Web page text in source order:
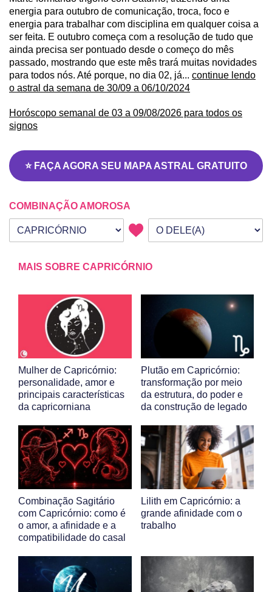
energia para outubro de comunicação, troca, foco e
energia para trabalhar com disciplina em qualquer coisa a
ser feita. E outubro começa com a resolução de tudo que
ainda precisa ser pontuado desde o começo do mês
passado, mostrando que este mês trará muitas novidades
para todos nós. Até porque, no dia 02, já... continue lendo
o astral da semana de 30/09 a 06/10/2024
Horóscopo semanal de 03 a 09/08/2026 para todos os
signos
⭐ FAÇA AGORA SEU MAPA ASTRAL GRATUITO
COMBINAÇÃO AMOROSA
Seu signo
Signo da outra pessoa
MAIS SOBRE CAPRICÓRNIO
Mulher de Capricórnio:
personalidade, amor e
principais características
da capricorniana
Plutão em Capricórnio:
transformação por meio
da estrutura, do poder e
da construção de legado
Combinação Sagitário
com Capricórnio: como é
o amor, a afinidade e a
compatibilidade do casal
Lilith em Capricórnio: a
grande afinidade com o
trabalho